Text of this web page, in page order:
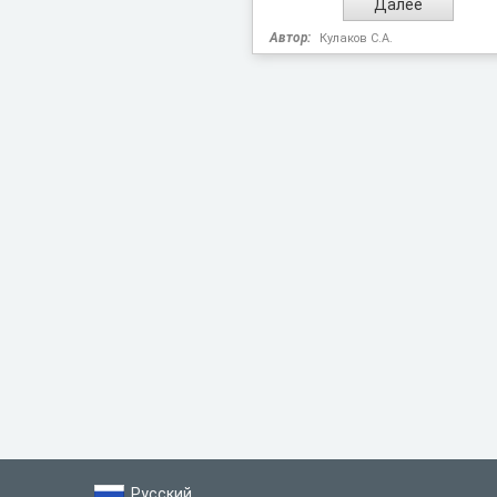
Автор: Кулаков С.А.